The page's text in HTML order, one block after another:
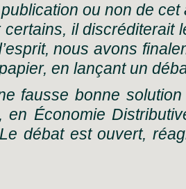
ou non de
il discréditerait
nous avons
en lançant un
fausse bonne
en Économie
débat est ouvert,